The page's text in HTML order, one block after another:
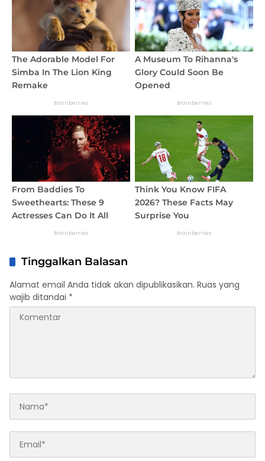
Tinggalkan Balasan
Alamat email Anda tidak akan dipublikasikan. Ruas yang
wajib ditandai *